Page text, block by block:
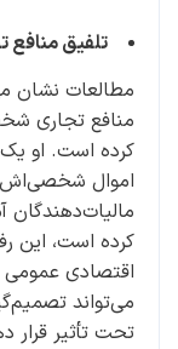
تلفیق
مطالعات نشان
منافع تجاری
کرده است. او
اموال شخصی‌اش
مالیات‌دهندگان
کرده است، این
اقتصادی
می‌تواند
تحت تأثیر قرار